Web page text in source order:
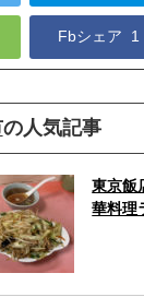
Fbシェア 1
の人気記事
東京飯
華料理